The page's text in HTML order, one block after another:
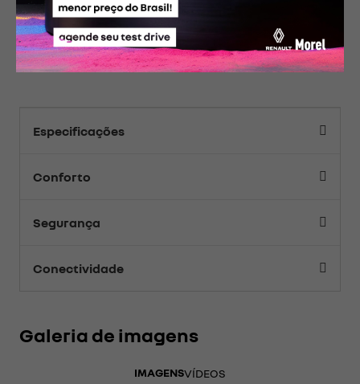
Conheça oRenault Kwid Zen
cada detalhe
Especificações
Conforto
Segurança
Conectividade
Galeria de imagens
IMAGENSVÍDEOS